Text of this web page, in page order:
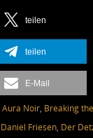
teilen
teilen
E-Mail
Aura Noir, Breaking
Daniel Friesen, Der